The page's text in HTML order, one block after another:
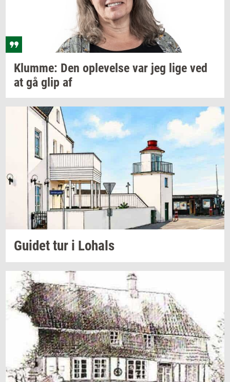
Klum­me: Den op­le­vel­se var jeg lige ved
at gå glip af
Gu­i­dettur i Lo­hals